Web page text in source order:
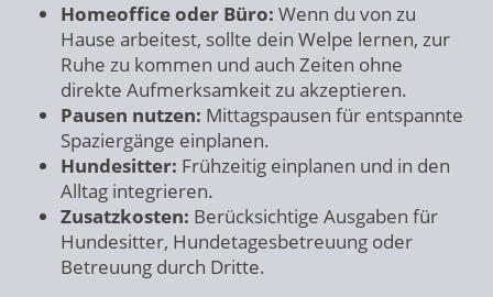
Homeoffice oder Büro: Wenn du von zu
Hause arbeitest, sollte dein Welpe lernen, zur
Ruhe zu kommen und auch Zeiten ohne
direkte Aufmerksamkeit zu akzeptieren.
Pausen nutzen: Mittagspausen für entspannte
Spaziergänge einplanen.
Hundesitter: Frühzeitig einplanen und in den
Alltag integrieren.
Zusatzkosten: Berücksichtige Ausgaben für
Hundesitter, Hundetagesbetreuung oder
Betreuung durch Dritte.